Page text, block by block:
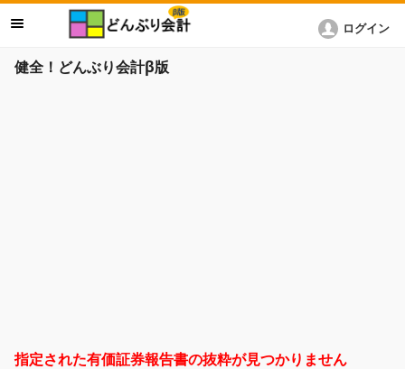
健全！どんぶり会計β版
ログイン
指定された有価証券報告書の抜粋が見つかりません